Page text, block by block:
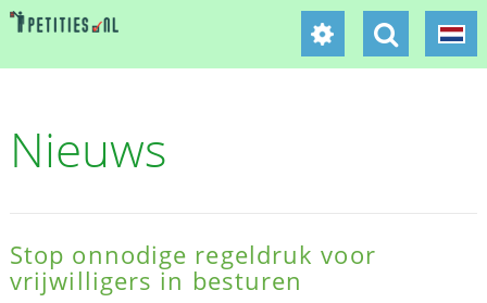
Nieuws
Stop onnodige regeldruk voor
vrijwilligers in besturen